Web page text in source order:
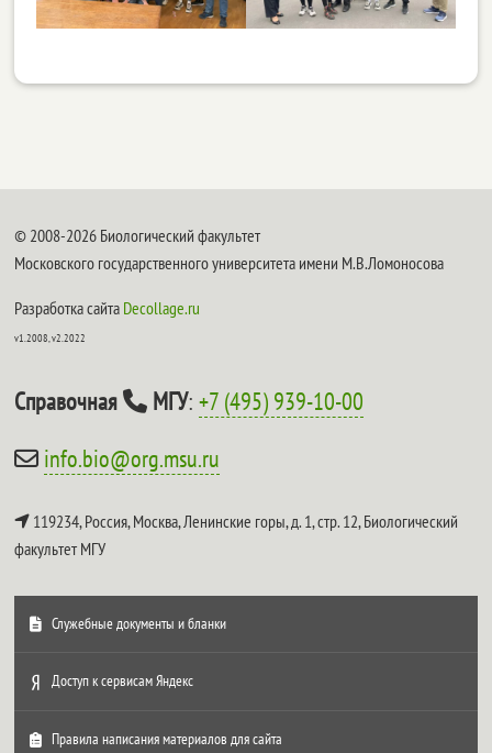
© 2008-2026 Биологический факультет
Московского государственного университета имени М.В.Ломоносова
Разработка сайта Decollage.ru
v1.2008, v2.2022
Справочная МГУ:+7 (495) 939-10-00
info.bio@org.msu.ru
119234, Россия, Москва, Ленинские горы, д. 1, стр. 12,Биологический
факультет МГУ
Служебные документы и бланки
Доступ к сервисам Яндекс
Правила написания материалов для сайта